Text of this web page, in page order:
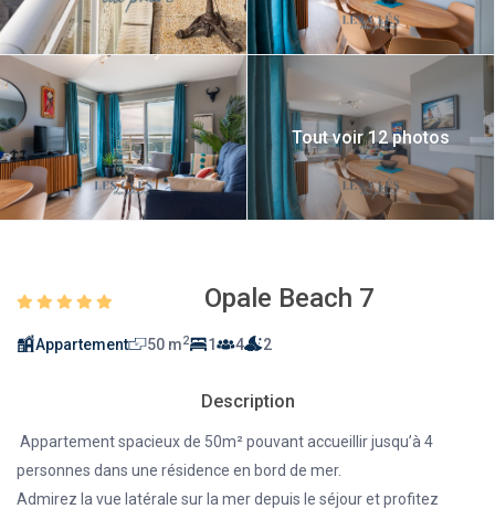
Tout voir 12 photos
Opale Beach 7
Appartement 50 m2 1 4 2
Description
Appartement spacieux de 50m² pouvant accueillir jusqu’à 4
personnes dans une résidence en bord de mer.
Admirez la vue latérale sur la mer depuis le séjour et profitez